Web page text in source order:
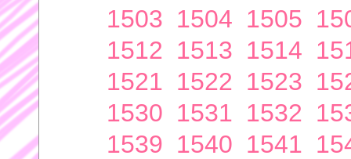
1503 1504 1505
1512 1513 1514
1521 1522 1523
1530 1531 1532
1539 1540 1541